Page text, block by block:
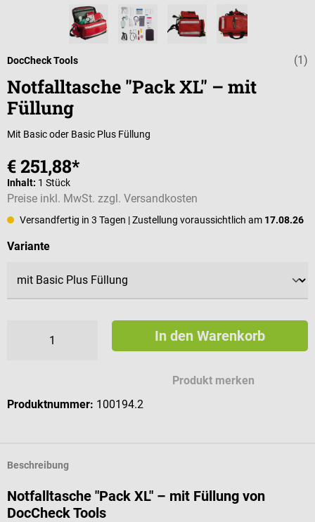
(1)
DocCheck Tools
Notfalltasche "Pack XL" – mit
Füllung
Mit Basic oder Basic Plus Füllung
€ 251,88*
Inhalt: 1 Stück
Preise inkl. MwSt. zzgl. Versandkosten
Versandfertig in 3 Tagen | Zustellung voraussichtlich am 17.08.26
Varianteauswählen
In den Warenkorb
Produkt merken
Produktnummer: 100194.2
Beschreibung
Notfalltasche "Pack XL" – mit Füllung von
DocCheck Tools